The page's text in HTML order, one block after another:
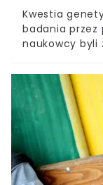
Kwestia
badania przez
naukowcy byli
naprawdę
a ktoś z
odpowiedzi.
czyli tego,
dziedziczenie
jednak trochę
pytanie, co
bardziej